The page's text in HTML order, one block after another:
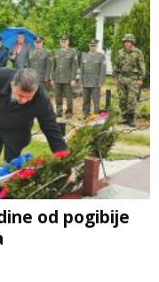
od pogibije